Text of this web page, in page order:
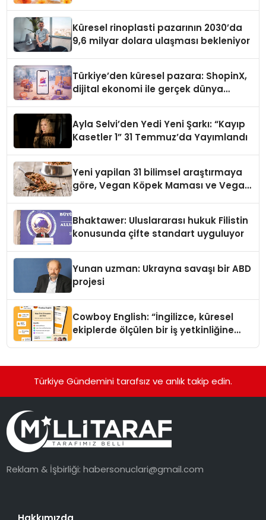
Küresel rinoplasti pazarının 2030’da
9,6 milyar dolara ulaşması bekleniyor
Türkiye’den küresel pazara: ShopinX,
dijital ekonomi ile gerçek dünya
Ayla Selvi’den Yedi Yeni Şarkı: “Kayıp
Kasetler 1” 31 Temmuz’da Yayımlandı
Yeni yapilan 31 bilimsel araştırmaya
göre, Vegan Köpek Maması ve Vegan
Bhaktawer: Uluslararası hukuk Filistin
konusunda çifte standart uyguluyor
Yunan uzman: Ukrayna savaşı bir ABD
projesi
Cowboy English: “İngilizce, küresel
ekiplerde ölçülen bir iş yetkinliğine
Türkiye Gündemini tarafsız ve anlık takip edin.
Reklam & İşbirliği:habersonuclari@gmail.com